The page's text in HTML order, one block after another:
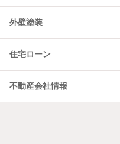
外壁塗装
住宅ローン
不動産会社情報